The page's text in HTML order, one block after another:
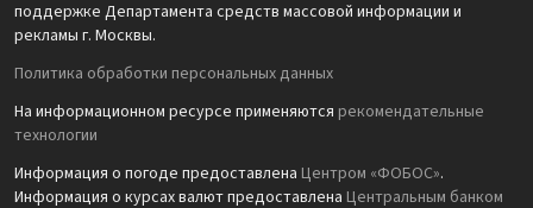
поддержке Департамента средств массовой информации и
рекламы г. Москвы.
Политика обработки персональных данных
На информационном ресурсе применяются рекомендательные
технологии
Информация о погоде предоставлена Центром «ФОБОС».
Информация о курсах валют предоставлена Центральным банком